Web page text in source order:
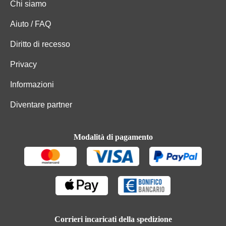
Chi siamo
Aiuto / FAQ
Diritto di recesso
Privacy
Informazioni
Diventare partner
Modalità di pagamento
Corrieri incaricati della spedizione